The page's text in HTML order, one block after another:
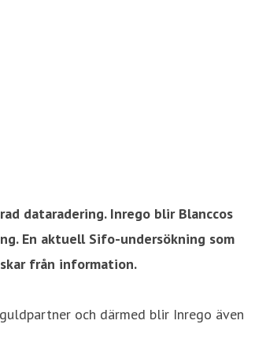
dataradering. Inrego blir Blanccos
En aktuell Sifo-undersökning som
från information.
och därmed blir Inrego även